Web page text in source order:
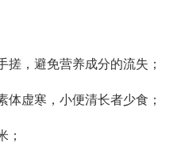
搓，避免营养成分的流失；
体虚寒，小便清长者少食；
；